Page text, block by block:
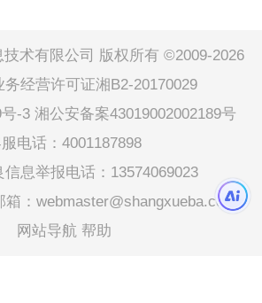
术有限公司 版权所有 ©2009-2026
经营许可证湘B2-20170029
-3 湘公安备案43019002002189号
电话：4001187898
息举报电话：13574069023
：webmaster@shangxueba.com
网站导航 帮助